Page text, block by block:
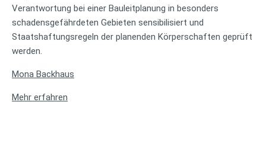
Verantwortung bei einer Bauleitplanung in besonders
schadensgefährdeten Gebieten sensibilisiert und
Staatshaftungsregeln der planenden Körperschaften geprüft
werden.
Mona Backhaus
Mehr erfahren